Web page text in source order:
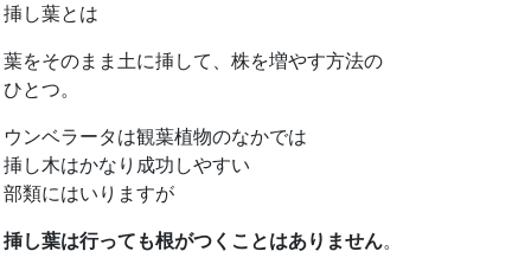
挿し葉とは
葉をそのまま土に挿して、株を増やす方法の
ひとつ。
ウンベラータは観葉植物のなかでは
挿し木はかなり成功しやすい
部類にはいりますが
挿し葉は行っても根がつくことはありません。